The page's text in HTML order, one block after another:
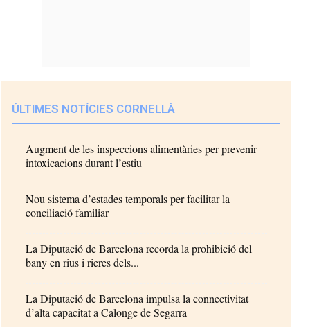
ÚLTIMES NOTÍCIES CORNELLÀ
Augment de les inspeccions alimentàries per prevenir
intoxicacions durant l’estiu
Nou sistema d’estades temporals per facilitar la
conciliació familiar
La Diputació de Barcelona recorda la prohibició del
bany en rius i rieres dels...
La Diputació de Barcelona impulsa la connectivitat
d’alta capacitat a Calonge de Segarra